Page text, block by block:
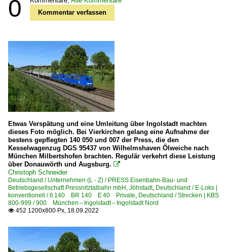
0
Kommentar verfassen
Etwas Verspätung und eine Umleitung über Ingolstadt machten
dieses Foto möglich. Bei Vierkirchen gelang eine Aufnahme der
bestens gepflegten 140 050 und 007 der Press, die den
Kesselwagenzug DGS 95437 von Wilhelmshaven Ölweiche nach
München Milbertshofen brachten. Regulär verkehrt diese Leistung
über Donauwörth und Augsburg. 
Christoph Schneider
Deutschland / Unternehmen (L - Z) / PRESS Eisenbahn-Bau- und
Betriebsgesellschaft Pressnitztalbahn mbH, Jöhstadt, Deutschland / E-Loks |
konventionell / 6 140 BR 140 E 40 Private, Deutschland / Strecken | KBS
800-999 / 900 München – Ingolstadt – Ingolstadt Nord
 452 1200x800 Px, 18.09.2022